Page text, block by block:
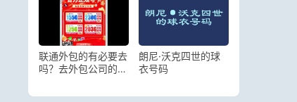
联通外包的有必要去
吗？去外包公司的利
朗尼·沃克四世的球
衣号码